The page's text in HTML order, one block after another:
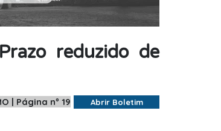
reduzido de
| Página nº 19 Abrir Boletim